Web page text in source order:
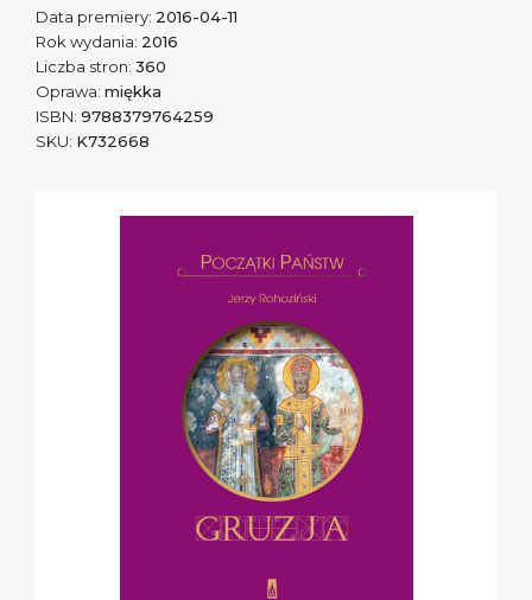
Data premiery: 2016-04-11
Rok wydania: 2016
Liczba stron: 360
Oprawa: miękka
ISBN: 9788379764259
SKU: K732668